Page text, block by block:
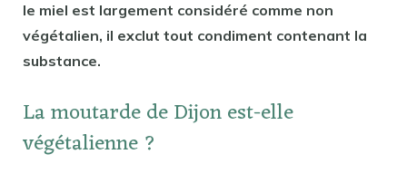
le miel est largement considéré comme non
végétalien, il exclut tout condiment contenant la
substance.
La moutarde de Dijon est-elle
végétalienne ?